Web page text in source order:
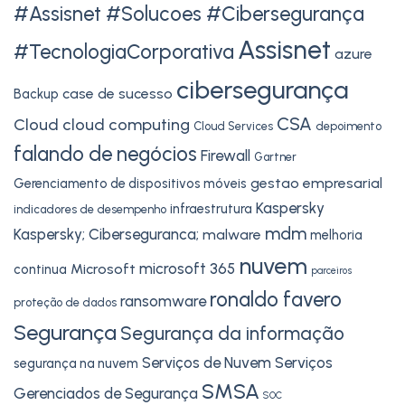
#Assisnet #Solucoes #Cibersegurança
#TecnologiaCorporativa Assisnet azure
Backup case de sucesso cibersegurança
Cloud cloud computing Cloud Services CSA depoimento
falando de negócios Firewall Gartner
Gerenciamento de dispositivos móveis gestao empresarial
indicadores de desempenho infraestrutura Kaspersky
Kaspersky; Ciberseguranca; malware mdm melhoria
continua Microsoft microsoft 365 nuvem parceiros
proteção de dados ransomware ronaldo favero
Segurança Segurança da informação
segurança na nuvem Serviços de Nuvem Serviços
Gerenciados de Segurança SMSA SOC